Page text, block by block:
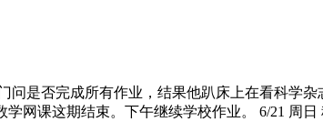
问是否完成所有作业，结果他趴床上在看科学
学网课这期结束。下午继续学校作业。 6/21 周